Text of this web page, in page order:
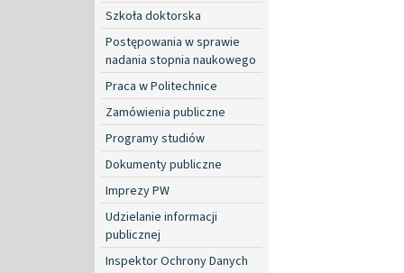
Szkoła doktorska
Postępowania w sprawie
nadania stopnia naukowego
Praca w Politechnice
Zamówienia publiczne
Programy studiów
Dokumenty publiczne
Imprezy PW
Udzielanie informacji
publicznej
Inspektor Ochrony Danych